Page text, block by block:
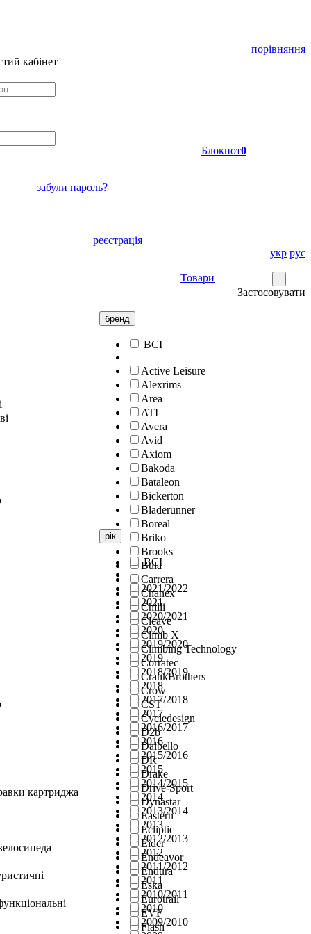
порівняння
кабінет
забули пароль?
реєстрація
Блокнот0
укр рус
Товари
Застосовувати
бренд
ВСІ
Active Leisure
Alexrims
Area
ATI
Avera
Avid
Axiom
Bakoda
Bataleon
Bickerton
Bladerunner
Boreal
Briko
Brooks
Bula
Carrera
Chanex
Chilli
Cleave
Climb X
Climbing Technology
Corratec
CrankBrothers
Crow
CST
Cycledesign
D2b
Dalbello
DR
Drake
Drive-Sport
Dynastar
Eastern
Ecliptic
Eider
Endeavor
Endura
Eska
Eurotrail
EVF
Flash
рік
ВСІ
2021/2022
2021
2020/2021
2020
2019/2020
2019
2018/2019
2018
2017/2018
2017
2016/2017
2016
2015/2016
2015
2014/2015
2014
2013/2014
2013
2012/2013
2012
2011/2012
2011
2010/2011
2010
2009/2010
картриджа